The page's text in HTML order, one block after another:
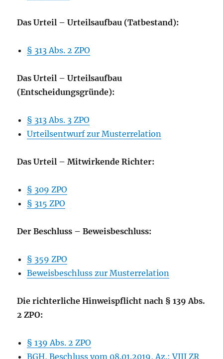
Das Urteil – Urteilsaufbau (Tatbestand):
§ 313 Abs. 2 ZPO
Das Urteil – Urteilsaufbau
(Entscheidungsgründe):
§ 313 Abs. 3 ZPO
Urteilsentwurf zur Musterrelation
Das Urteil – Mitwirkende Richter:
§ 309 ZPO
§ 315 ZPO
Der Beschluss – Beweisbeschluss:
§ 359 ZPO
Beweisbeschluss zur Musterrelation
Die richterliche Hinweispflicht nach § 139 Abs.
2 ZPO:
§ 139 Abs. 2 ZPO
BGH, Beschluss vom 08.01.2019, Az.: VIII ZR